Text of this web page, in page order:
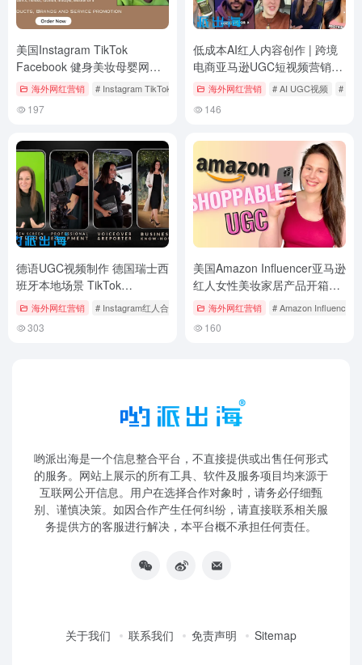
美国Instagram TikTok
Facebook 健身美妆母婴网红
KOL推广服务｜跨境电商红人
海外网红营销 # Instagram TikTok推广 # KOL推广服务 # UGC内容创作
197
低成本AI红人内容创作 | 跨境
电商亚马逊UGC短视频营销方
案 海外网红营销 # AI UGC视频 # AI
146
德语UGC视频制作 德国瑞士西
班牙本地场景 TikTok
Instagram 亚马逊KOL推广
海外网红营销 # Instagram红人合作 # TikTok德国推广 # 亚马逊KOL合作
303
美国Amazon Influencer亚马逊
红人女性美妆家居产品开箱测
评视频推广
海外网红营销 # Amazon Influencer
160
哟派出海是一个信息整合平台，不直接提供或出售任何形式
的服务。网站上展示的所有工具、软件及服务项目均来源于
互联网公开信息。用户在选择合作对象时，请务必仔细甄
别、谨慎决策。如因合作产生任何纠纷，请直接联系相关服
务提供方的客服进行解决，本平台概不承担任何责任。
关于我们 联系我们 免责声明 Sitemap